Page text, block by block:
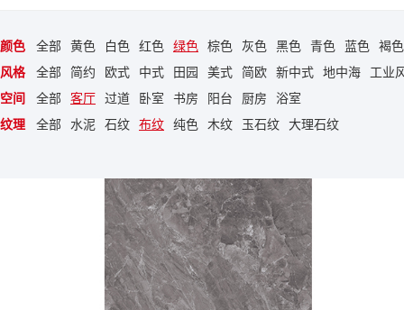
颜色 全部 黄色 白色 红色 绿色 棕色 灰色 黑色 青色 蓝色
褐色
风格
全部 简约 欧式 中式 田园 美式 简欧 新中式 地中海
工业
空间
全部 客厅 过道 卧室 书房 阳台 厨房
浴室
纹理
全部 水泥 石纹 布纹 纯色 木纹 玉石纹 大理石纹